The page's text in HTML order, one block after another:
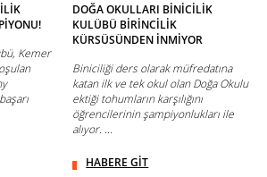
Kemer
DOĞA OKULLARI BİNİCİLİK
KULÜBÜ BİRİNCİLİK
KÜRSÜSÜNDEN İNMİYOR
Biniciliği ders olarak müfredatına
katan ilk ve tek okul olan Doğa Okulu
ektiği tohumların karşılığını
öğrencilerinin şampiyonlukları ile
alıyor. ...
HABERE GİT